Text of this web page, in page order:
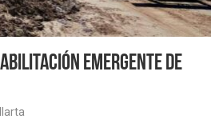
emergente de